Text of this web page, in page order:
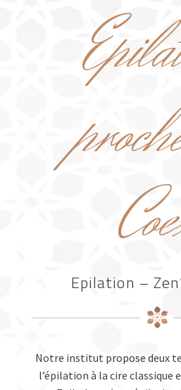
Epilation –
Notre institut propose deux
l’épilation à la cire classique